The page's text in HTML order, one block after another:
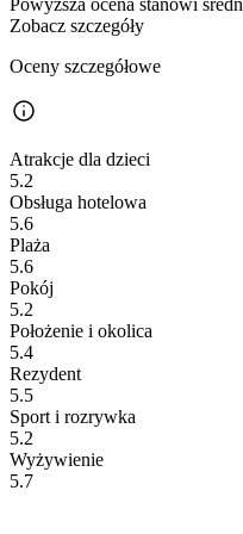
Powyższa ocena stanowi
Zobacz szczegóły
Oceny szczegółowe
Atrakcje dla dzieci
5.2
Obsługa hotelowa
5.6
Plaża
5.6
Pokój
5.2
Położenie i okolica
5.4
Rezydent
5.5
Sport i rozrywka
5.2
Wyżywienie
5.7